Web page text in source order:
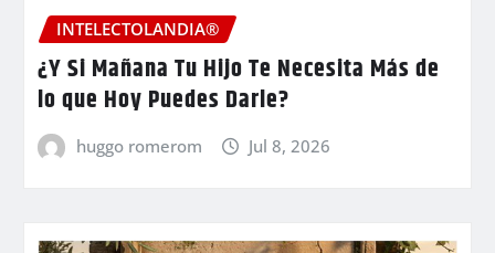
INTELECTOLANDIA®
¿Y Si Mañana Tu Hijo Te Necesita Más de
lo que Hoy Puedes Darle?
huggo romerom Jul 8, 2026